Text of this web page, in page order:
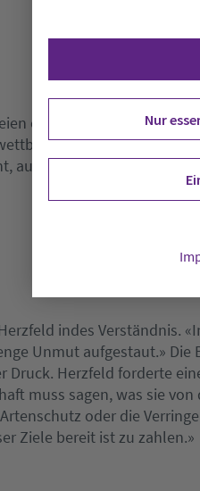
eingeführt worden, um
zu
aus wissenschaftlicher
indes Verständnis.
Unmut aufgestaut.»
Druck. Herzfeld forderte
muss sagen, was sie
oder die
Ziele bereit ist zu zahlen.»
Nur